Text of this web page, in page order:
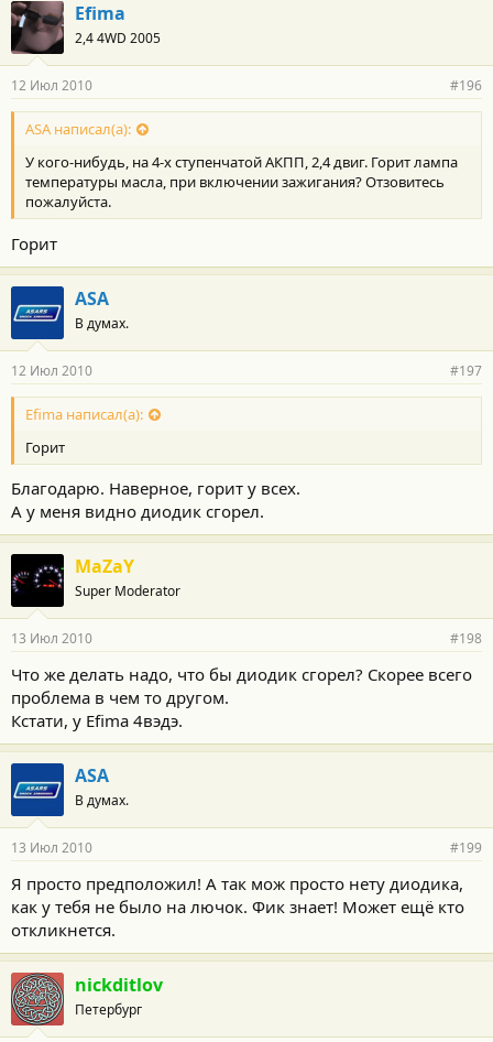
Efima
2,4 4WD 2005
12 Июл 2010 #196
ASA написал(а):
У кого-нибудь, на 4-х ступенчатой АКПП, 2,4 двиг. Горит лампа
температуры масла, при включении зажигания? Отзовитесь
пожалуйста.
Горит
ASA
В думах.
12 Июл 2010 #197
Efima написал(а):
Горит
Благодарю. Наверное, горит у всех.
А у меня видно диодик сгорел.
MaZaY
Super Moderator
13 Июл 2010 #198
Что же делать надо, что бы диодик сгорел? Скорее всего
проблема в чем то другом.
Кстати, у Efima 4вэдэ.
ASA
В думах.
13 Июл 2010 #199
Я просто предположил! А так мож просто нету диодика,
как у тебя не было на лючок. Фик знает! Может ещё кто
откликнется.
nickditlov
Петербург